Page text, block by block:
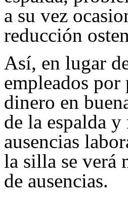
a su vez
reducción
Así, en lugar
empleados
dinero en
de la espalda
ausencias
la silla se verá
de ausencias.